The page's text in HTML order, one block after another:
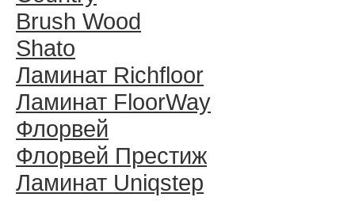
Brush Wood
Shato
Ламинат Richfloor
Ламинат FloorWay
Флорвей
Флорвей Престиж
Ламинат Uniqstep